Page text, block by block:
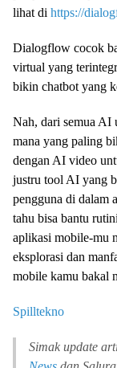
lihat di https://
Dialogflow cocok
virtual yang
bikin chatbot yang
Nah, dari semua AI
mana yang paling
dengan AI video
justru tool AI yang
pengguna di dalam
tahu bisa bantu
aplikasi mobile-mu
eksplorasi dan
mobile kamu bakal
Spilltekno
Simak update